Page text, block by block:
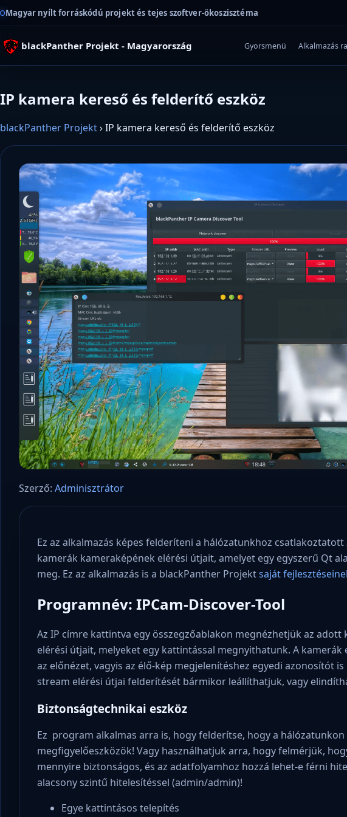
Magyar nyílt forráskódú projekt és tejes szoftver-ökoszisztéma
blackPanther Projekt - Magyarország Gyorsmenü Alkalmazás
IP kamera kereső és felderítő eszköz
blackPanther Projekt›IP kamera kereső és felderítő eszköz
Szerző: Adminisztrátor
Ez az alkalmazás képes felderíteni a hálózatunkhoz
kamerák kameraképének elérési útjait, amelyet egy egyszerű Qt
meg. Ez az alkalmazás is a blackPanther Projektsaját
Programnév: IPCam-Discover-Tool
Az IP címre kattintva egy összegzőablakon megnézhetjük az adott
elérési útjait, melyeket egy kattintással megnyithatunk. A kamerák
az előnézet, vagyis az élő-kép megjelenítéshez egyedi azonosítót
stream elérési útjai felderítését bármikor leállíthatjuk, vagy
Biztonságtechnikai eszköz
Ez program alkalmas arra is, hogy felderítse, hogy a hálózatunkon
megfigyelőeszközök! Vagy használhatjuk arra, hogy felmérjük,
mennyire biztonságos, és az adatfolyamhoz hozzá lehet-e férni
alacsony szintű hitelesítéssel (admin/admin)!
Egye kattintásos telepítés